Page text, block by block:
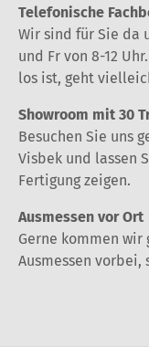
Telefonische
Wir sind für Sie da
und Fr von 8-12
los ist, geht
Showroom mit 30
Besuchen Sie uns
Visbek und lassen
Fertigung zeigen.
Ausmessen vor Ort
Gerne kommen
Ausmessen vorbei,